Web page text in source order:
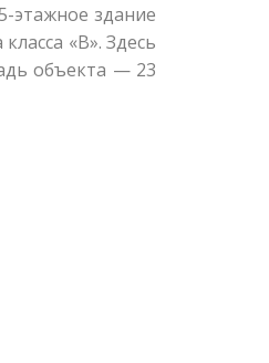
этажное здание
«В». Здесь
объекта — 23